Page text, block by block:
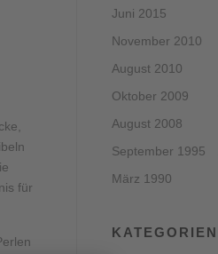
für
Juni 2015
November 2010
August 2010
Oktober 2009
August 2008
September 1995
März 1990
KATEGORIEN